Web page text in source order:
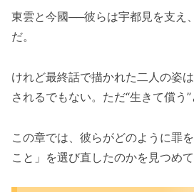
東雲と今國──彼らは宇都見を支え
だ。
けれど最終話で描かれた二人の姿
されるでもない。ただ“生きて償う”
この章では、彼らがどのように罪
こと」を選び直したのかを見つめて